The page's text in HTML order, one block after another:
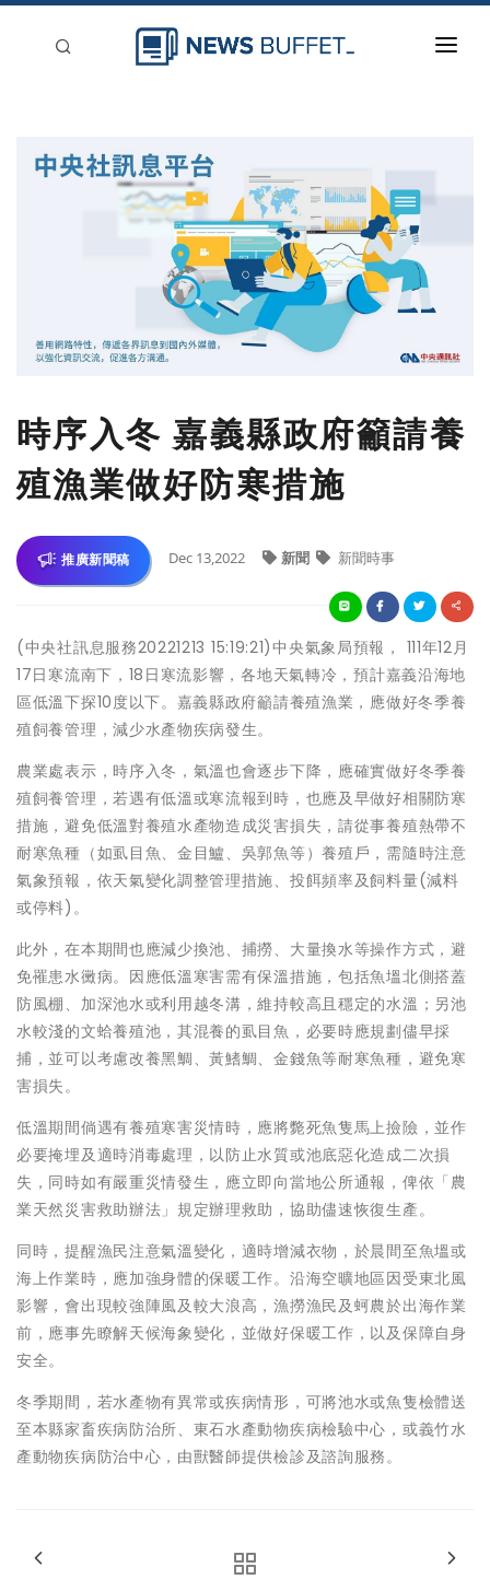
時序入冬 嘉義縣政府籲請養
殖漁業做好防寒措施
推廣新聞稿 Dec 13,2022 新聞 新聞時事
(中央社訊息服務20221213 15:19:21)中央氣象局預報， 111年12月
17日寒流南下，18日寒流影響，各地天氣轉冷，預計嘉義沿海地
區低溫下探10度以下。嘉義縣政府籲請養殖漁業，應做好冬季養
殖飼養管理，減少水產物疾病發生。
農業處表示，時序入冬，氣溫也會逐步下降，應確實做好冬季養
殖飼養管理，若遇有低溫或寒流報到時，也應及早做好相關防寒
措施，避免低溫對養殖水產物造成災害損失，請從事養殖熱帶不
耐寒魚種（如虱目魚、金目鱸、吳郭魚等）養殖戶，需隨時注意
氣象預報，依天氣變化調整管理措施、投餌頻率及飼料量(減料
或停料)。
此外，在本期間也應減少換池、捕撈、大量換水等操作方式，避
免罹患水黴病。因應低溫寒害需有保溫措施，包括魚塭北側搭蓋
防風棚、加深池水或利用越冬溝，維持較高且穩定的水溫；另池
水較淺的文蛤養殖池，其混養的虱目魚，必要時應規劃儘早採
捕，並可以考慮改養黑鯛、黃鰭鯛、金錢魚等耐寒魚種，避免寒
害損失。
低溫期間倘遇有養殖寒害災情時，應將斃死魚隻馬上撿險，並作
必要掩埋及適時消毒處理，以防止水質或池底惡化造成二次損
失，同時如有嚴重災情發生，應立即向當地公所通報，俾依「農
業天然災害救助辦法」規定辦理救助，協助儘速恢復生產。
同時，提醒漁民注意氣溫變化，適時增減衣物，於晨間至魚塭或
海上作業時，應加強身體的保暖工作。沿海空曠地區因受東北風
影響，會出現較強陣風及較大浪高，漁撈漁民及蚵農於出海作業
前，應事先瞭解天候海象變化，並做好保暖工作，以及保障自身
安全。
冬季期間，若水產物有異常或疾病情形，可將池水或魚隻檢體送
至本縣家畜疾病防治所、東石水產動物疾病檢驗中心，或義竹水
產動物疾病防治中心，由獸醫師提供檢診及諮詢服務。